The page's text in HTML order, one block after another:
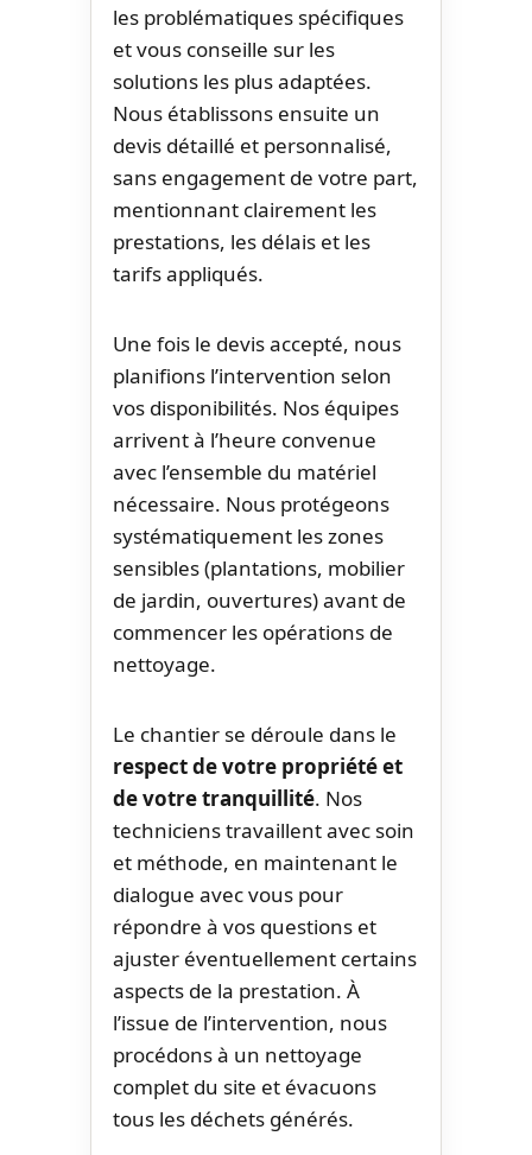
les problématiques spécifiques
et vous conseille sur les
solutions les plus adaptées.
Nous établissons ensuite un
devis détaillé et personnalisé,
sans engagement de votre part,
mentionnant clairement les
prestations, les délais et les
tarifs appliqués.
Une fois le devis accepté, nous
planifions l’intervention selon
vos disponibilités. Nos équipes
arrivent à l’heure convenue
avec l’ensemble du matériel
nécessaire. Nous protégeons
systématiquement les zones
sensibles (plantations, mobilier
de jardin, ouvertures) avant de
commencer les opérations de
nettoyage.
Le chantier se déroule dans le
respect de votre propriété et
de votre tranquillité. Nos
techniciens travaillent avec soin
et méthode, en maintenant le
dialogue avec vous pour
répondre à vos questions et
ajuster éventuellement certains
aspects de la prestation. À
l’issue de l’intervention, nous
procédons à un nettoyage
complet du site et évacuons
tous les déchets générés.